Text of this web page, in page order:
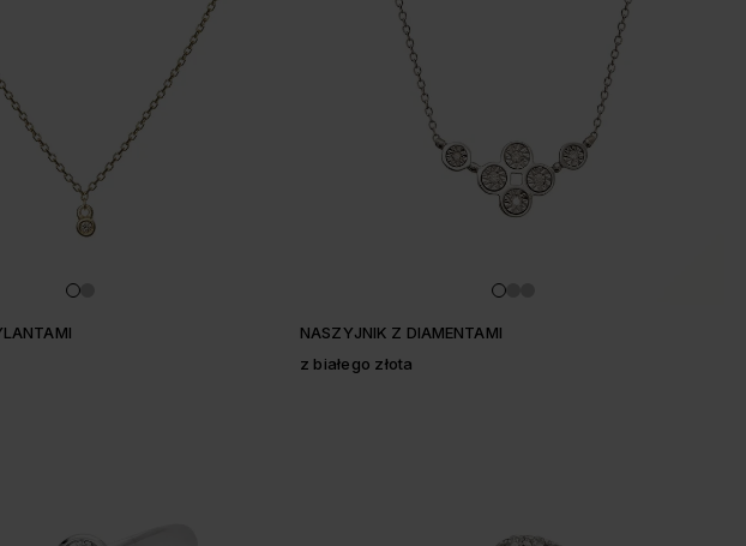
NASZYJNIK Z DIAMENTAMI
z białego złota